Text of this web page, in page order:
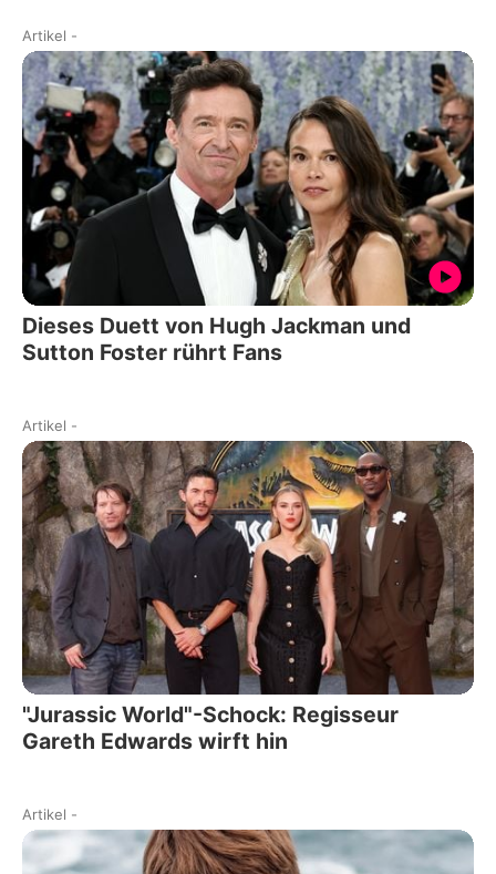
Artikel -
Dieses Duett von Hugh Jackman und
Sutton Foster rührt Fans
Artikel -
"Jurassic World"-Schock: Regisseur
Gareth Edwards wirft hin
Artikel -